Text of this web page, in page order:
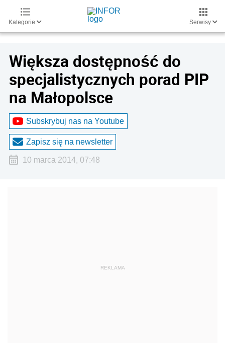
Kategorie Serwisy
Większa dostępność do
specjalistycznych porad PIP
na Małopolsce
Subskrybuj nas na Youtube
Zapisz się na newsletter
10 marca 2014, 07:48